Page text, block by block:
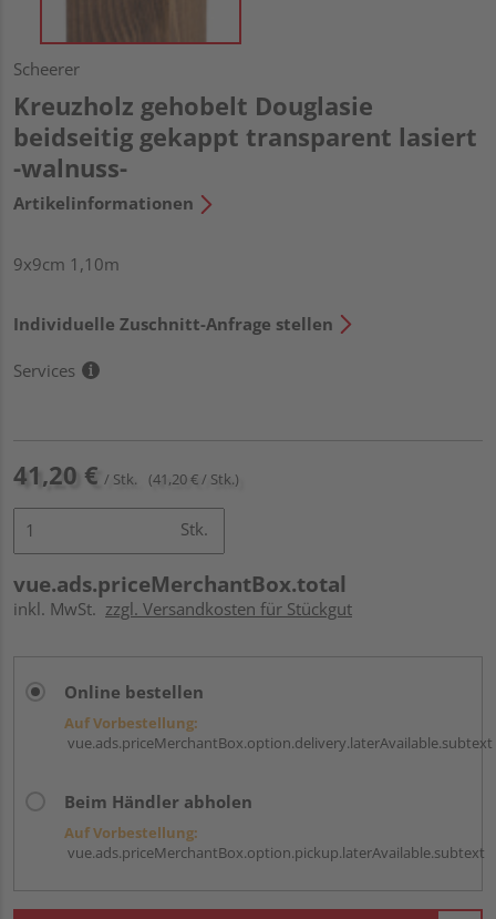
Scheerer
Kreuzholz gehobelt Douglasie
beidseitig gekappt transparent lasiert
-walnuss-
Artikelinformationen
9x9cm 1,10m
Individuelle Zuschnitt-Anfrage stellen
Services
41,20 € / Stk. (41,20 € / Stk.)
Stk.
vue.ads.priceMerchantBox.total
inkl. MwSt. zzgl. Versandkosten für Stückgut
Online bestellen
Auf Vorbestellung:
vue.ads.priceMerchantBox.option.delivery.laterAvailable.subtext
Beim Händler abholen
Auf Vorbestellung:
vue.ads.priceMerchantBox.option.pickup.laterAvailable.subtext